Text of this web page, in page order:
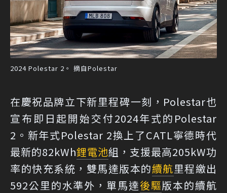
2024 Polestar 2。 摘自Polestar
在慶祝品牌立下新里程碑一刻，Polestar也
宣布即日起開始交付2024年式的Polestar
2。新年式Polestar 2換上了CATL寧德時代
最新的82kWh鋰電池組，支援最高205kW功
率的快充系統，雙馬達版本的續航里程繳出
592公里的水準外，單馬達後驅版本的續航